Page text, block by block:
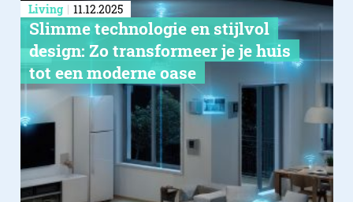
Living 11.12.2025
Slimme technologie en stijlvol
design: Zo transformeer je je huis
tot een moderne oase